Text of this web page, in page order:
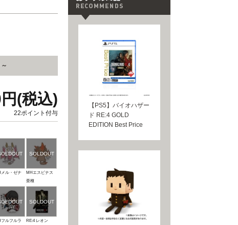
(税込)
22ポイント付与
メル・ゼナ
MHエスピナス
亜種
フルフルラ
RE:4 レオン
【PS5】バイオハザー
ド RE:4 GOLD
EDITION Best Price